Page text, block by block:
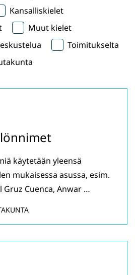
Kansalliskielet
Muut kielet
Toimitukselta
käytetään yleensä
mukaisessa asussa, esim.
Gruz Cuenca, Anwar …